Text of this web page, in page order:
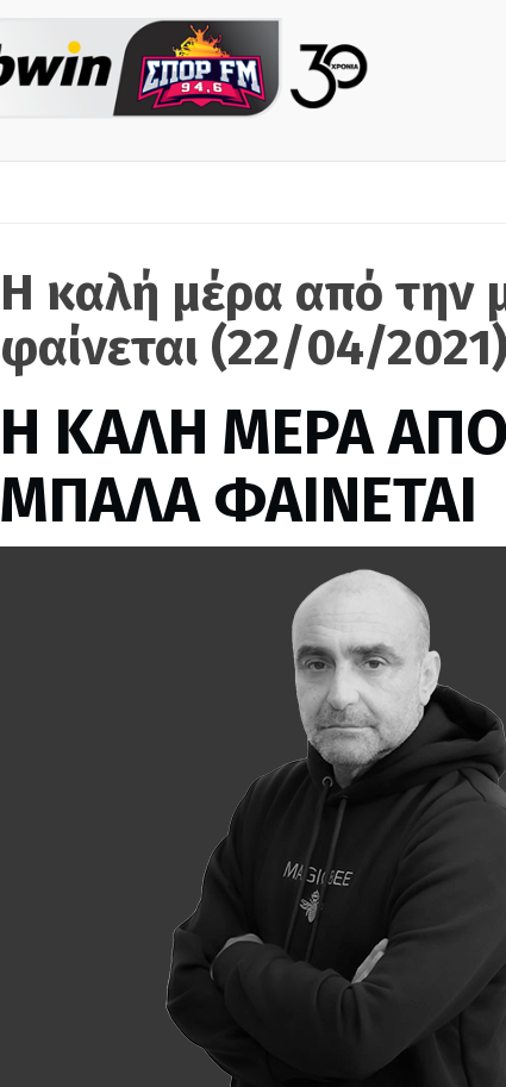
Η καλή μέρα από την
φαίνεται (22/04/2021)
H ΚΑΛΗ ΜΕΡΑ
ΜΠΑΛΑ ΦΑΙΝΕΤΑΙ